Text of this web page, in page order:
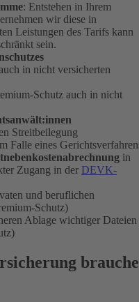
: Entstehen in Ihrem
wir diese in
Leistungen des Tarifs kann
sein.
in nicht versicherten
Schutz auch in nicht
Streitbeilegung
Falle eines
in
Zugang in der DEVK-
und beruflichen
Schutz)
Ablage wichtiger Dateien
brauche